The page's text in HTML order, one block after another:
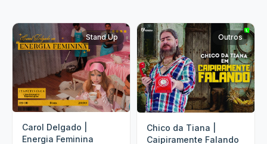
Stand Up
Carol Delgado |
Energia Feminina
Outros
Chico da Tiana |
Caipiramente Falando